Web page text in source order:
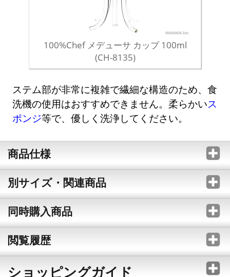
100%Chef メデューサ カップ 100ml
(CH-8135)
ステム部が非常に複雑で繊細な構造のため、食
洗機の使用はおすすめできません。柔らかいス
ポンジ等で、優しく洗浄してください。
商品仕様
別サイズ・関連商品
同時購入商品
閲覧履歴
ショッピングガイド